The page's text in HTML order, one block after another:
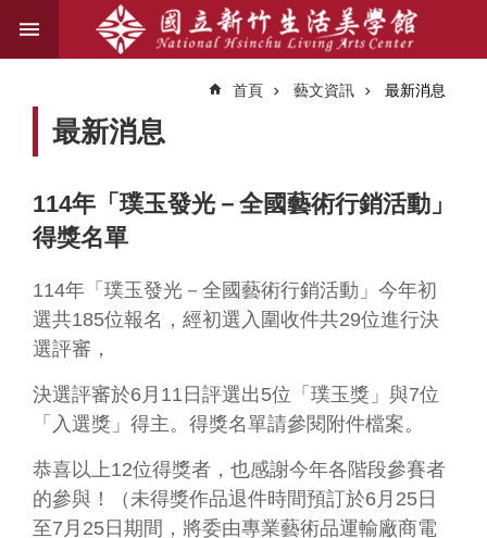
跳到主要內容區塊
尋
關
於
們
藝
文
資
訊
業
專
區
首頁 藝文資訊 最新消息
最新消息
114年「璞玉發光－全國藝術行銷活動」
得獎名單
114年「璞玉發光－全國藝術行銷活動」今年初
選共185位報名，經初選入圍收件共29位進行決
選評審，
決選評審於6月11日評選出5位「璞玉獎」與7位
「入選獎」得主。得獎名單請參閱附件檔案。
恭喜以上12位得獎者，也感謝今年各階段參賽者
的參與！（未得獎作品退件時間預訂於6月25日
至7月25日期間，將委由專業藝術品運輸廠商電